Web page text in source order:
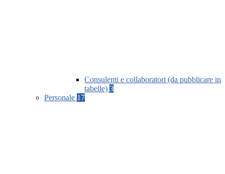
Consulenti e collaboratori (da pubblicare in
tabelle) 3
Personale 17